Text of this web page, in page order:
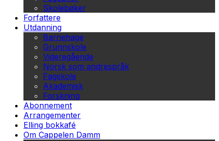
Skolebøker
Forfattere
Utdanning
Barnehage
Grunnskole
Videregående
Norsk som andrespråk
Fagskole
Akademisk
Forskning
Abonnement
Arrangementer
Elling bokkafé
Om Cappelen Damm